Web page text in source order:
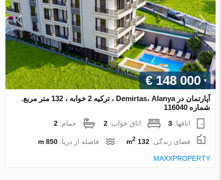
€ 148 000
آپارتمان در Demirtas، Alanya ، ترکیه 2 خوابه ، 132 متر مربع.
شماره 116040
اتاقها:3 اتاق خواب:2 حمام:2
فضای زندگی:132 m
2 فاصله از دریا:850 m
MAXXPROPERTY